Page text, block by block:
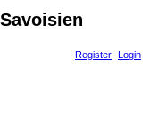
Login
Register